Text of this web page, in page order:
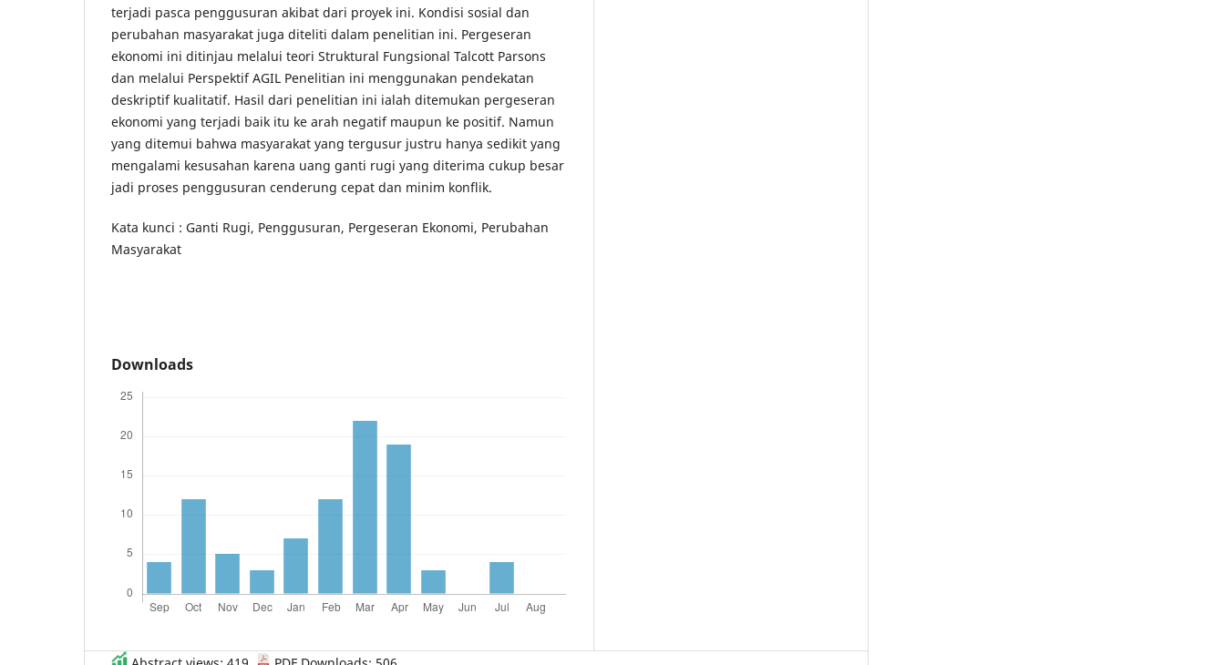
terjadi pasca penggusuran akibat dari proyek ini. Kondisi sosial dan
perubahan masyarakat juga diteliti dalam penelitian ini. Pergeseran
ekonomi ini ditinjau melalui teori Struktural Fungsional Talcott Parsons
dan melalui Perspektif AGIL Penelitian ini menggunakan pendekatan
deskriptif kualitatif. Hasil dari penelitian ini ialah ditemukan pergeseran
ekonomi yang terjadi baik itu ke arah negatif maupun ke positif. Namun
yang ditemui bahwa masyarakat yang tergusur justru hanya sedikit yang
mengalami kesusahan karena uang ganti rugi yang diterima cukup besar
jadi proses penggusuran cenderung cepat dan minim konflik.
Kata kunci : Ganti Rugi, Penggusuran, Pergeseran Ekonomi, Perubahan
Masyarakat
Downloads